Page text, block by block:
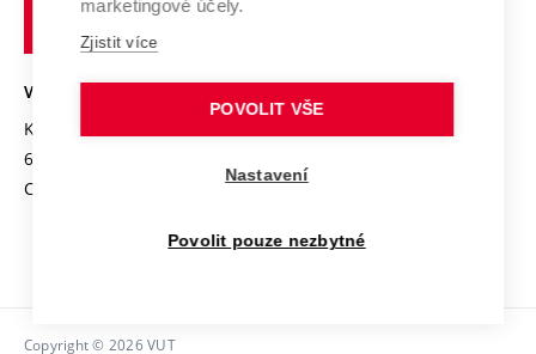
VYSOKÉ UČENÍ TECHNICKÉ V BRNĚ
Kolejní 2906/4
612 00 Brno
Czech Republic
Copyright © 2026 VUT
marketingové účely.
Zjistit více
POVOLIT VŠE
Nastavení
Povolit pouze nezbytné